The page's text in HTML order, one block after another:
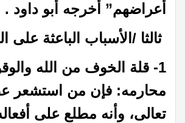
أعراضهم” أخرجه أبو داود .
ثالثا /الأسباب الباعثة على
1- قلة الخوف من الله
محارمه: فإن من استشعر
تعالى، وأنه مطلع على